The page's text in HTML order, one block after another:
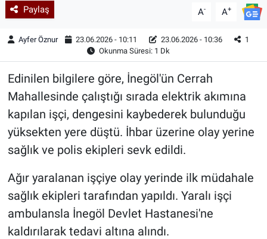
Paylaş A- A+
Ayfer Öznur 23.06.2026 - 10:11 23.06.2026 - 10:36
1
Okunma Süresi: 1 Dk
Edinilen bilgilere göre, İnegöl'ün Cerrah
Mahallesinde çalıştığı sırada elektrik akımına
kapılan işçi, dengesini kaybederek bulunduğu
yüksekten yere düştü. İhbar üzerine olay yerine
sağlık ve polis ekipleri sevk edildi.
Ağır yaralanan işçiye olay yerinde ilk müdahale
sağlık ekipleri tarafından yapıldı. Yaralı işçi
ambulansla İnegöl Devlet Hastanesi'ne
kaldırılarak tedavi altına alındı.
Astroloji-Rüya